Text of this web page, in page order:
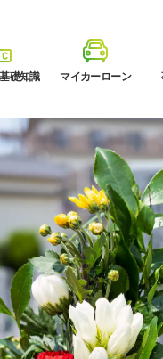
礎知識 マイカーローン